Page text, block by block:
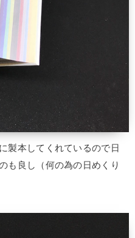
製本してくれているので日
も良し（何の為の日めくり